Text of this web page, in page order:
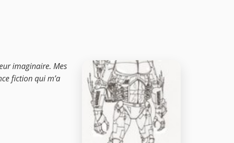
imaginaire. Mes
fiction qui m’a